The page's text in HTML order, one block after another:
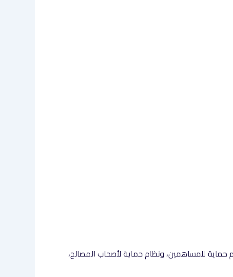
للمساهمين، ونظام حماية لأصحاب المصالح،